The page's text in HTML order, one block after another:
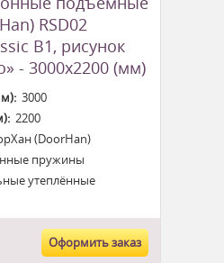
RSD02
B1, рисунок
- 3000x2200 (мм)
3000
2200
(DoorHan)
пружины
утеплённые
Оформить заказ